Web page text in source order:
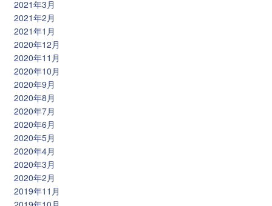
2021年3月
2021年2月
2021年1月
2020年12月
2020年11月
2020年10月
2020年9月
2020年8月
2020年7月
2020年6月
2020年5月
2020年4月
2020年3月
2020年2月
2019年11月